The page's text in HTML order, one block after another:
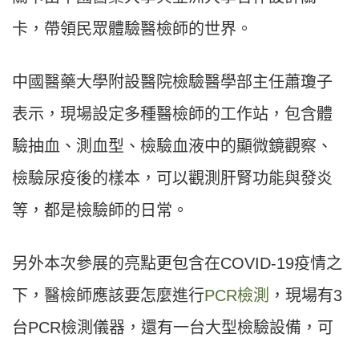
卡，帶領民眾體驗醫檢師的世界。
中國醫藥大學附設醫院檢驗醫學部主任蕭瓊子
表示，現場設定多種醫檢師的工作站，包含體
驗抽血、測血型、檢驗血液中的顯微鏡觀察、
檢驗尿疫後的樣本，可以觀測肝腎功能與發炎
等，都是檢驗師的日常。
另外本次參展的亮點更包含在COVID-19疫情之
下，醫檢師應該要怎麼進行PCR檢測 ，現場有3
台PCR檢測儀器，還有一台大型檢驗設備，可